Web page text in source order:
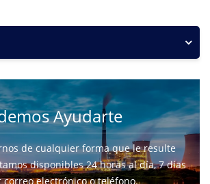
Ayudarte
de cualquier forma que le resulte
disponibles 24 horas al día, 7 días
correo electrónico o teléfono.